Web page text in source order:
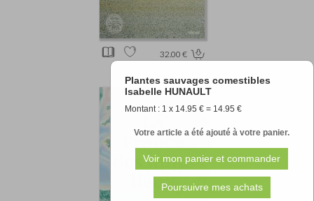
Plantes sauvages comestibles
Isabelle HUNAULT
Montant : 1 x 14.95 € = 14.95 €
Votre article a été ajouté à votre panier.
32.00 €